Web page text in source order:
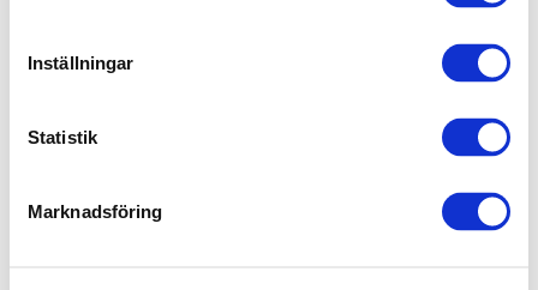
Inställningar
Statistik
Marknadsföring